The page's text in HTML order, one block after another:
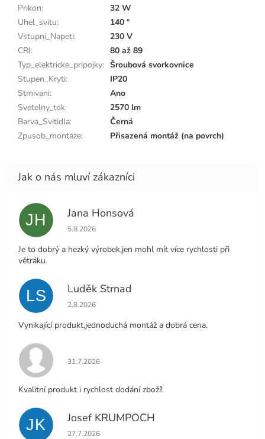
Prikon:
32 W
Uhel_svitu:
140 °
Vstupni_Napeti:
230 V
CRI:
80 až 89
Typ_elektricke_pripojky: Šroubová svorkovnice
Stupen_Kryti:
IP20
Stmivani:
Ano
Svetelny_tok:
2570 lm
Barva_Svitidla:
Černá
Zpusob_montaze: Přisazená montáž (na povrch)
JH Jana Honsová
Hodnocení obchodu je 5 z 5 hvězdiček.
5.8.2026
Je to dobrý a hezký výrobek,jen mohl mít více rychlosti při
větráku.
LS Luděk Strnad
Hodnocení obchodu je 5 z 5 hvězdiček.
2.8.2026
Vynikající produkt,jednoduchá montáž a dobrá cena.
Hodnocení obchodu je 5 z 5 hvězdiček.
31.7.2026
Kvalitní produkt i rychlost dodání zboží!
JK Josef KRUMPOCH
Hodnocení obchodu je 5 z 5 hvězdiček.
27.7.2026